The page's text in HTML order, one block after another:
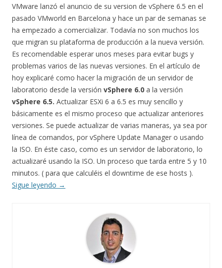
VMware lanzó el anuncio de su version de vSphere 6.5 en el
pasado VMworld en Barcelona y hace un par de semanas se
ha empezado a comercializar. Todavía no son muchos los
que migran su plataforma de producción a la nueva versión.
Es recomendable esperar unos meses para evitar bugs y
problemas varios de las nuevas versiones. En el artículo de
hoy explicaré como hacer la migración de un servidor de
laboratorio desde la versión vSphere 6.0 a la versión
vSphere 6.5. Actualizar ESXi 6 a 6.5 es muy sencillo y
básicamente es el mismo proceso que actualizar anteriores
versiones. Se puede actualizar de varias maneras, ya sea por
línea de comandos, por vSphere Update Manager o usando
la ISO. En éste caso, como es un servidor de laboratorio, lo
actualizaré usando la ISO. Un proceso que tarda entre 5 y 10
minutos. ( para que calculéis el downtime de ese hosts ).
Sigue leyendo →